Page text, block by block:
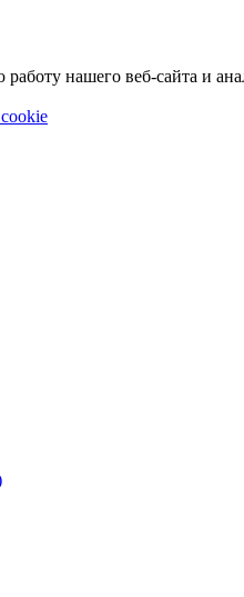
нашего веб-сайта и